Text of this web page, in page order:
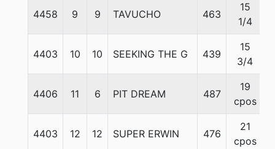
4458 9 9 TAVUCHO 463
15
1/4
4403 10 10 SEEKING THE G 439
15
3/4
4406 11 6 PIT DREAM 487
19
cpos
4403 12 12 SUPER ERWIN 476
21
cpos